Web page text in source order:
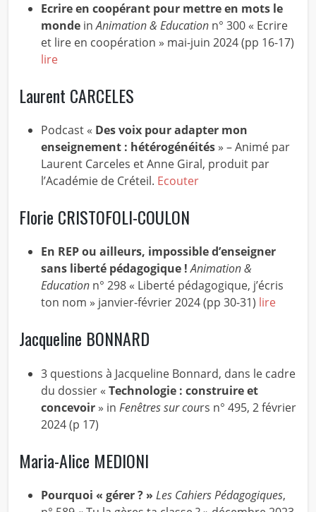
Ecrire en coopérant pour mettre en mots le
mondeinAnimation & Educationn° 300 « Ecrire
et lire en coopération » mai-juin 2024 (pp 16-17)
lire
Laurent CARCELES
Podcast « Des voix pour adapter mon
enseignement : hétérogénéités» – Animé par
Laurent Carceles et Anne Giral, produit par
l’Académie de Créteil. Ecouter
Florie CRISTOFOLI-COULON
En REP ou ailleurs, impossible d’enseigner
sans liberté pédagogique !Animation &
Educationn° 298 « Liberté pédagogique, j’écris
ton nom » janvier-février 2024 (pp 30-31) lire
Jacqueline BONNARD
3 questions à Jacqueline Bonnard, dans le cadre
du dossier « Technologie : construire et
concevoir» in Fenêtres sur cours n° 495, 2 février
2024 (p 17)
Maria-Alice MEDIONI
Pourquoi « gérer ? » Les Cahiers Pédagogiques,